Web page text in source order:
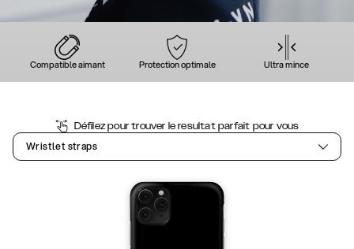
Compatible aimant Protection optimale Ultra mince
Défilez pour trouver le resultat parfait pour vous
Wristlet straps